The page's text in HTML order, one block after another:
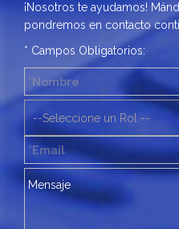
¡Nosotros te ayudamos!
pondremos en contacto
* Campos Obligatorios: